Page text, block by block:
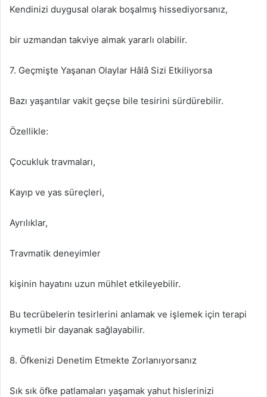
Kendinizi duygusal olarak boşalmış hissediyorsanız,
bir uzmandan takviye almak yararlı olabilir.
7. Geçmişte Yaşanan Olaylar Hâlâ Sizi Etkiliyorsa
Bazı yaşantılar vakit geçse bile tesirini sürdürebilir.
Özellikle:
Çocukluk travmaları,
Kayıp ve yas süreçleri,
Ayrılıklar,
Travmatik deneyimler
kişinin hayatını uzun mühlet etkileyebilir.
Bu tecrübelerin tesirlerini anlamak ve işlemek için terapi
kıymetli bir dayanak sağlayabilir.
8. Öfkenizi Denetim Etmekte Zorlanıyorsanız
Sık sık öfke patlamaları yaşamak yahut hislerinizi